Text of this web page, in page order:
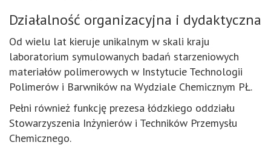
Działalność organizacyjna i dydaktyczna
Od wielu lat kieruje unikalnym w skali kraju
laboratorium symulowanych badań starzeniowych
materiałów polimerowych w Instytucie Technologii
Polimerów i Barwników na Wydziale Chemicznym PŁ.
Pełni również funkcję prezesa łódzkiego oddziału
Stowarzyszenia Inżynierów i Techników Przemysłu
Chemicznego.